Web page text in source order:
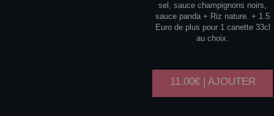
sel, sauce champignons noirs,
sauce panda + Riz nature. + 1.5
Euro de plus pour 1 canette 33cl
au choix.
11.00€ | AJOUTER